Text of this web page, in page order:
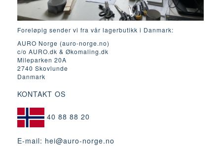
Foreløpig sender vi fra vår lagerbutikk i Danmark:
AURO Norge (auro-norge.no)
c/o AURO.dk & Økomaling.dk
Mileparken 20A
2740 Skovlunde
Danmark
KONTAKT OS
40 88 88 20
E-mail: hei@auro-norge.no